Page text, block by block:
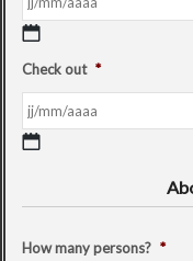
Check out *
How many persons? *